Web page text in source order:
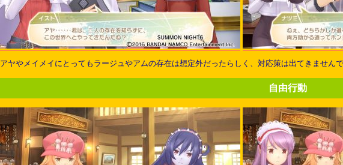
アヤやメイメイにとってもラージュやアムの存在は想定外だったらしく、対応策は出てきません
自由行動